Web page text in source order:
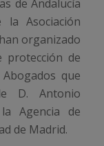
de Andalucía
Asociación
organizado
protección de
que
D. Antonio
Agencia de
de Madrid.